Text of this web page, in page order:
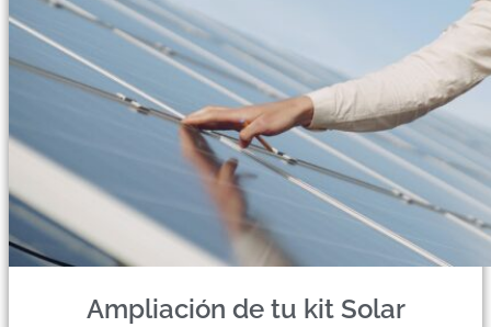
Ampliación de tu kit Solar